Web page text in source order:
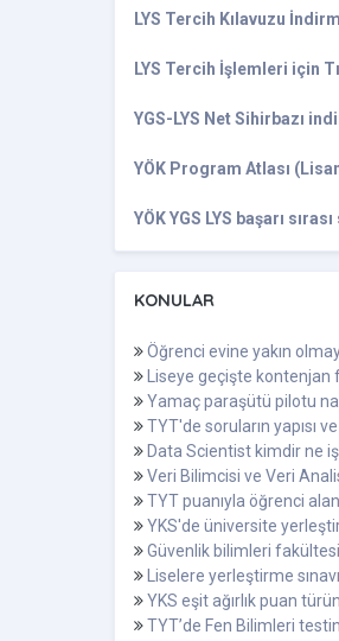
LYS Tercih Kılavuzu
LYS Tercih İşlemleri için
YGS-LYS Net Sihirbazı
YÖK Program Atlası
YÖK YGS LYS başarı
KONULAR
Öğrenci evine yakın
Liseye geçişte kontenjan
Yamaç paraşütü pilotu
TYT'de soruların yapısı
Data Scientist kimdir ne
Veri Bilimcisi ve Veri
TYT puanıyla öğrenci
YKS'de üniversite
Güvenlik bilimleri
Liselere yerleştirme
YKS eşit ağırlık puan
TYT’de Fen Bilimleri